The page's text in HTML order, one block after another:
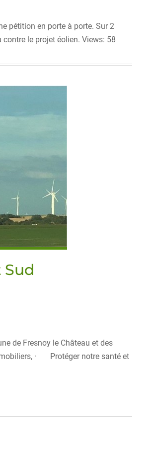
pétition en porte à porte. Sur 2
le projet éolien. Views: 58
de Fresnoy le Château et des
· Protéger notre santé et